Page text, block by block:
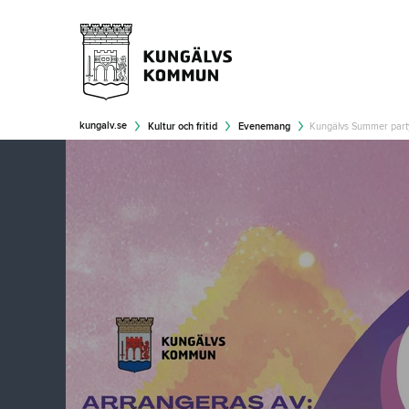
kungalv.se Kultur och fritid Evenemang Kungälvs Summer